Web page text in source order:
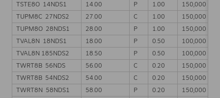
TSTE8O 14NDS1
14.00 P 1.00
150,000
TUPM8C 27NDS2
27.00 C 1.00
150,000
TUPM8O 28NDS1
28.00 P 1.00
150,000
TVAL8N 18NDS1
18.00 P 0.50
100,000
TVAL8N 185NDS2
18.50 P 0.50
100,000
TWRT8B 56NDS
56.00 C 0.20
150,000
TWRT8B 54NDS2
54.00 C 0.20
150,000
TWRT8N 58NDS1
58.00 P 0.20
150,000